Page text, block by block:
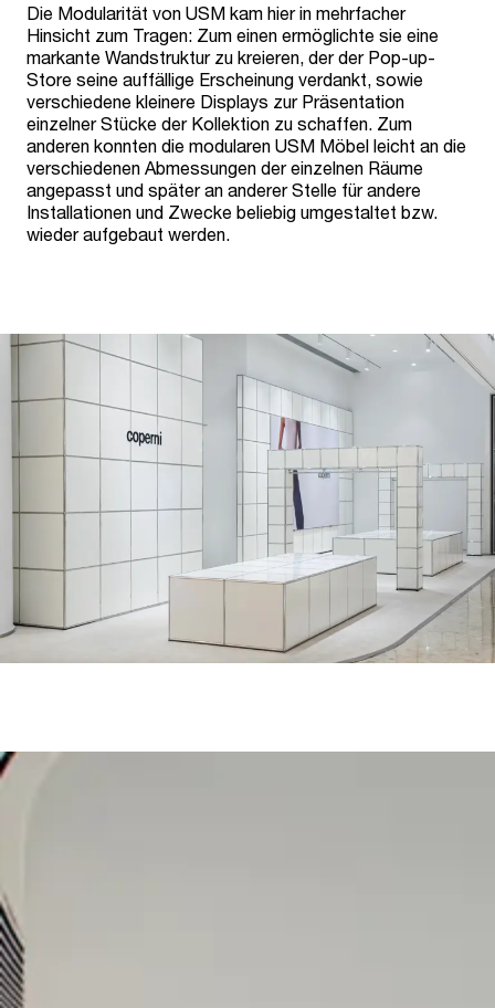
Die Modularität von USM kam hier in mehrfacher
Hinsicht zum Tragen: Zum einen ermöglichte sie eine
markante Wandstruktur zu kreieren, der der Pop-up-
Store seine auffällige Erscheinung verdankt, sowie
verschiedene kleinere Displays zur Präsentation
einzelner Stücke der Kollektion zu schaffen. Zum
anderen konnten die modularen USM Möbel leicht an die
verschiedenen Abmessungen der einzelnen Räume
angepasst und später an anderer Stelle für andere
Installationen und Zwecke beliebig umgestaltet bzw.
wieder aufgebaut werden.